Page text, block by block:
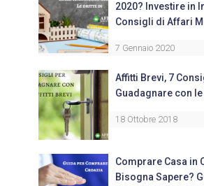
2020? Investire in
Consigli di Affari
7 Gennaio 2020
Affitti Brevi, 7
Guadagnare con
18 Ottobre 2018
Comprare Casa in
Bisogna Sapere?